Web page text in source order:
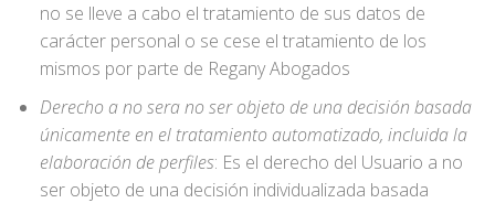
no se lleve a cabo el tratamiento de sus datos de
carácter personal o se cese el tratamiento de los
mismos por parte de Regany Abogados
Derecho a no sera no ser objeto de una decisión basada
únicamente en el tratamiento automatizado, incluida la
elaboración de perfiles: Es el derecho del Usuario a no
ser objeto de una decisión individualizada basada